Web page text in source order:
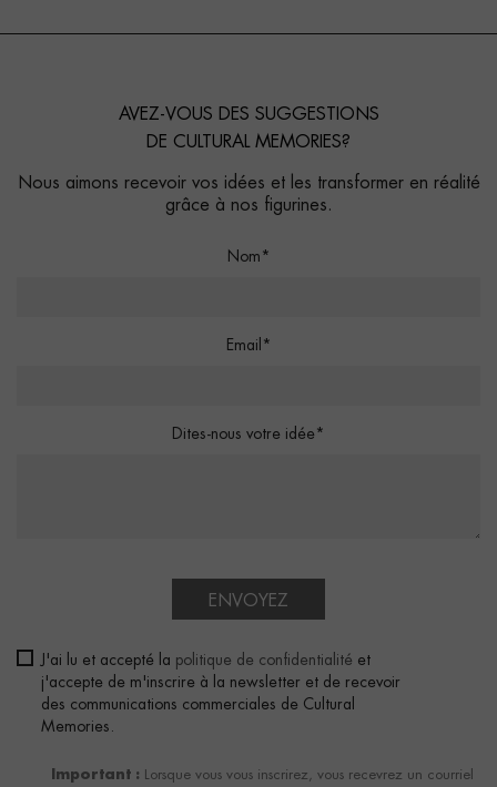
AVEZ-VOUS DES SUGGESTIONS
DE CULTURAL MEMORIES?
Nous aimons recevoir vos idées et les transformer en réalité
grâce à nos figurines.
Nom*
Email*
Dites-nous votre idée*
ENVOYEZ
J'ai lu et accepté la politique de confidentialité et
j'accepte de m'inscrire à la newsletter et de recevoir
des communications commerciales de Cultural
Memories.
Important : Lorsque vous vous inscrirez, vous recevrez un courriel